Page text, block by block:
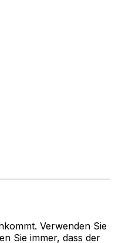
Verwenden Sie
Sie immer, dass der